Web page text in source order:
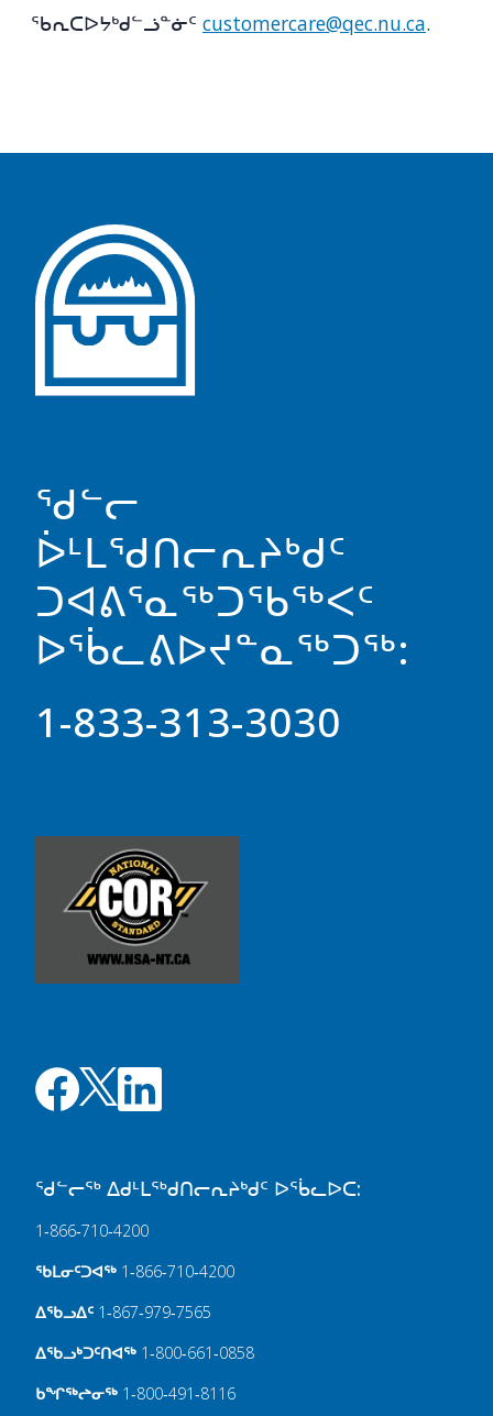
ᖃᕆᑕᐅᔭᒃᑯᓪᓘᓐᓃᑦ customercare@qec.nu.ca.
ᖁᓪᓕ
ᐆᒻᒪᖁᑎᓕᕆᔨᒃᑯᑦ
ᑐᐊᕕᕐᓇᖅᑐᖃᖅᐸᑦ
ᐅᖄᓚᕕᐅᔪᓐᓇᖅᑐᖅ:
1-833-313-3030
ᖁᓪᓕᖅ ᐃᑯᒻᒪᖅᑯᑎᓕᕆᔨᒃᑯᑦ ᐅᖄᓚᐅᑕ:
1‑866‑710‑4200
ᖃᒪᓂᑦᑐᐊᖅ 1‑866‑710‑4200
ᐃᖃᓗᐃᑦ 1‑867‑979‑7565
ᐃᖃᓗᒃᑐᑦᑎᐊᖅ 1‑800‑661‑0858
ᑲᖏᖅᖠᓂᖅ 1‑800‑491‑8116